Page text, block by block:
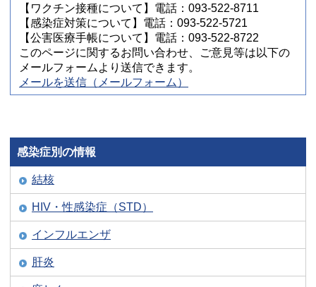
【ワクチン接種について】電話：093-522-8711
【感染症対策について】電話：093-522-5721
【公害医療手帳について】電話：093-522-8722
このページに関するお問い合わせ、ご意見等は以下の
メールフォームより送信できます。
メールを送信（メールフォーム）
感染症別の情報
結核
HIV・性感染症（STD）
インフルエンザ
肝炎